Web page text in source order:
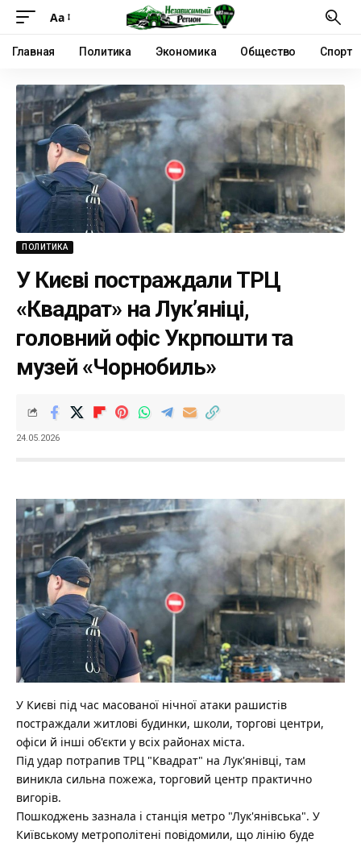
Аа
Главная Политика Экономика Общество Спорт
ПОЛИТИКА
У Києві постраждали ТРЦ
«Квадрат» на Лук’яніці,
головний офіс Укрпошти та
музей «Чорнобиль»
24.05.2026
У Києві під час масованої нічної атаки рашистів
постраждали житлові будинки, школи, торгові центри,
офіси й інші об'єкти у всіх районах міста.
Під удар потрапив ТРЦ "Квадрат" на Лук'янівці, там
виникла сильна пожежа, торговий центр практично
вигорів.
Пошкоджень зазнала і станція метро "Лук'янівська". У
Київському метрополітені повідомили, що лінію буде